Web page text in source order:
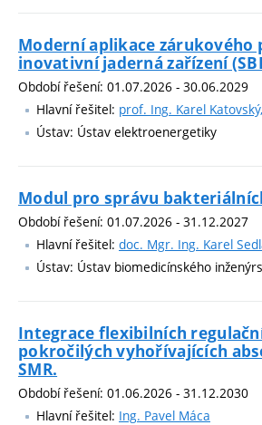
Moderní aplikace zárukového
inovativní jaderná zařízení
Období řešení: 01.07.2026 - 30.06.2029
Hlavní řešitel: prof. Ing. Karel
Ústav: Ústav elektroenergetiky
Modul pro správu
Období řešení: 01.07.2026 - 31.12.2027
Hlavní řešitel: doc. Mgr. Ing. Karel
Ústav: Ústav biomedicínského
Integrace flexibilních
pokročilých vyhořívajících
SMR.
Období řešení: 01.06.2026 - 31.12.2030
Hlavní řešitel: Ing. Pavel Máca